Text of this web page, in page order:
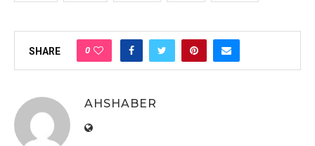
SHARE 0
AHSHABER